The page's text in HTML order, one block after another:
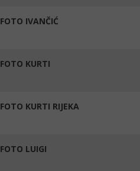
FOTO IVANČIĆ
FOTO KURTI
FOTO KURTI RIJEKA
FOTO LUIGI